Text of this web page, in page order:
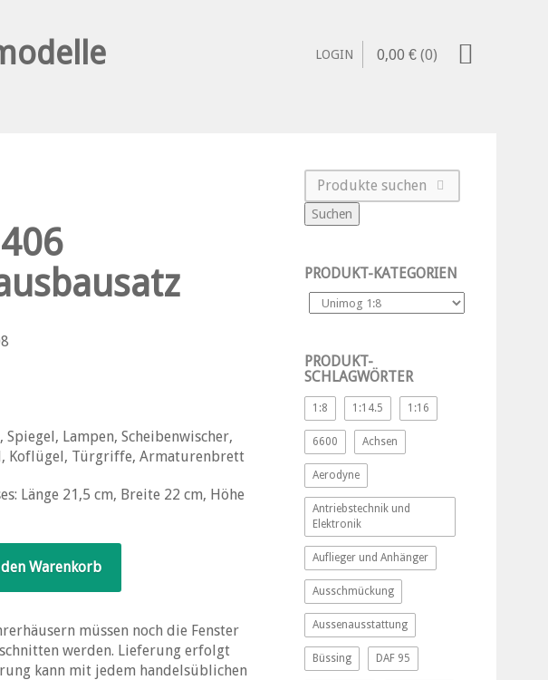
0,00 € (0)
LOGIN
Suchen
PRODUKT-KATEGORIEN
PRODUKT-
SCHLAGWÖRTER
1:8 1:14.5 1:16
6600 Achsen
Aerodyne
Antriebstechnik und
Elektronik
Auflieger und Anhänger
Ausschmückung
Aussenausstattung
Büssing DAF 95
Spiegel, Lampen, Scheibenwischer,
Koflügel, Türgriffe, Armaturenbrett
Länge 21,5 cm, Breite 22 cm, Höhe
Warenkorb
müssen noch die Fenster
werden. Lieferung erfolgt
kann mit jedem handelsüblichen